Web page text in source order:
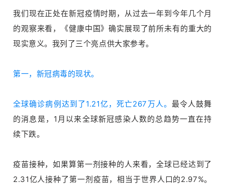
我们现在正处在新冠疫情时期，从过去一年到今年几个月
的观察来看，《健康中国》确实展现了前所未有的重大的
现实意义。我列了三个亮点供大家参考。
第一，新冠病毒的现状。
全球确诊病例达到了1.21亿，死亡267万人。 最令人鼓舞
的消息是，1月以来全球新冠感染人数的总趋势一直在持
续下跌。
疫苗接种，如果算第一剂接种的人来看，全球已经达到了
2.31亿人接种了第一剂疫苗，相当于世界人口的2.97%。